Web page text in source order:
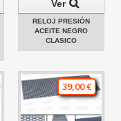
Ver
RELOJ PRESIÓN
ACEITE NEGRO
CLASICO
39,00 €